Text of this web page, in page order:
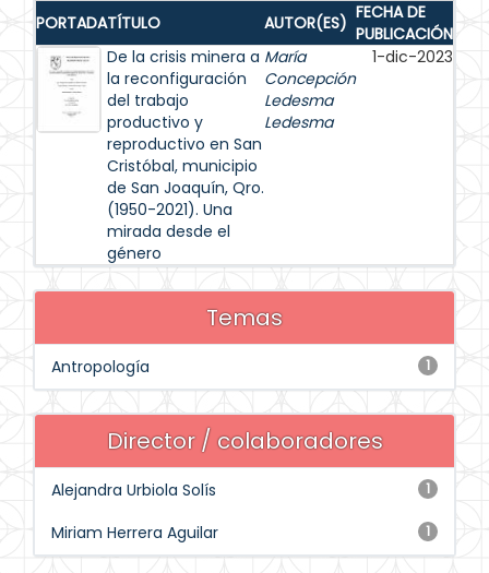
PORTADATÍTULO AUTOR(ES) FECHA DE
PUBLICACIÓN
De la crisis minera a
la reconfiguración
del trabajo
productivo y
reproductivo en San
Cristóbal, municipio
de San Joaquín, Qro.
(1950-2021). Una
mirada desde el
género
María
Concepción
Ledesma
Ledesma
1-dic-2023
Temas
1
Antropología
Director / colaboradores
1
Alejandra Urbiola Solís
1
Miriam Herrera Aguilar